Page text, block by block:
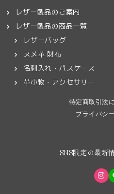
レザー製品のご案内
レザー製品の商品一覧
レザーバッグ
ヌメ革 財布
名刺入れ・パスケース
革小物・アクセサリー
特定商取引法
プライバシ
SNS限定の最新